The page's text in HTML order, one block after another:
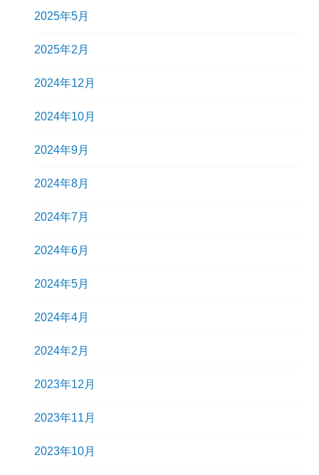
2025年5月
2025年2月
2024年12月
2024年10月
2024年9月
2024年8月
2024年7月
2024年6月
2024年5月
2024年4月
2024年2月
2023年12月
2023年11月
2023年10月